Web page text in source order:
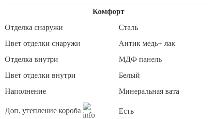
Комфорт
Отделка снаружи
Сталь
Цвет отделки снаружи
Антик медь+ лак
Отделка внутри
МДФ панель
Цвет отделки внутри
Белый
Наполнение
Минеральная вата
Доп. утепление короба Есть